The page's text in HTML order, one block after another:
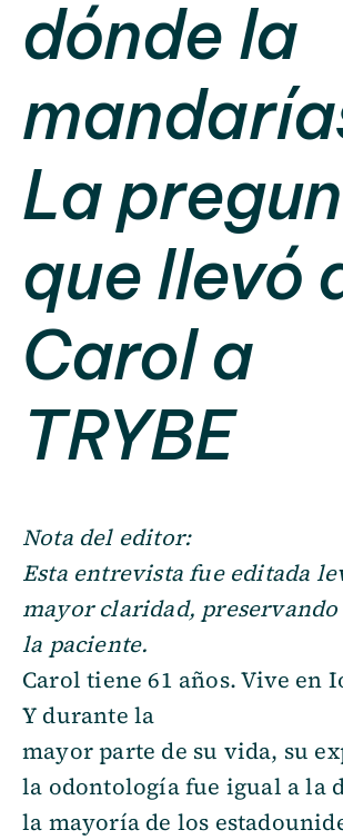
dónde la
La
que llevó
Carol a
TRYBE
Nota del editor:
Esta entrevista fue editada
mayor claridad,
la paciente.
Carol tiene 61 años. Vive en
Y durante la
mayor parte de su vida, su
la odontología fue igual a la
la mayoría de los